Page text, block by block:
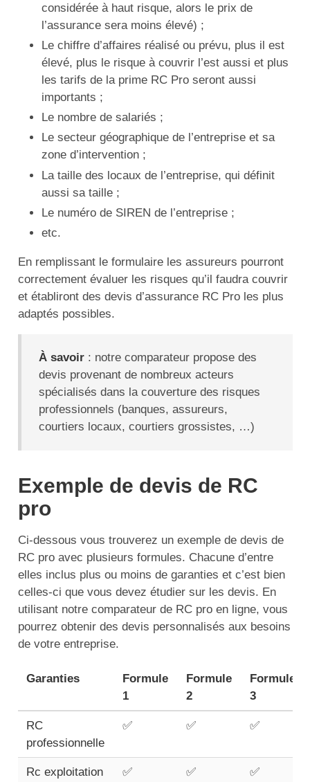
considérée à haut risque, alors le prix de
l’assurance sera moins élevé) ;
Le chiffre d’affaires réalisé ou prévu, plus il est
élevé, plus le risque à couvrir l’est aussi et plus
les tarifs de la prime RC Pro seront aussi
importants ;
Le nombre de salariés ;
Le secteur géographique de l’entreprise et sa
zone d’intervention ;
La taille des locaux de l’entreprise, qui définit
aussi sa taille ;
Le numéro de SIREN de l’entreprise ;
etc.
En remplissant le formulaire les assureurs pourront
correctement évaluer les risques qu’il faudra couvrir
et établiront des devis d’assurance RC Pro les plus
adaptés possibles.
À savoir : notre comparateur propose des
devis provenant de nombreux acteurs
spécialisés dans la couverture des risques
professionnels (banques, assureurs,
courtiers locaux, courtiers grossistes, …)
Exemple de devis de RC
pro
Ci-dessous vous trouverez un exemple de devis de
RC pro avec plusieurs formules. Chacune d’entre
elles inclus plus ou moins de garanties et c’est bien
celles-ci que vous devez étudier sur les devis. En
utilisant notre comparateur de RC pro en ligne, vous
pourrez obtenir des devis personnalisés aux besoins
de votre entreprise.
Garanties
Formule
1
Formule
2
Formule
3
RC
professionnelle
✅ ✅ ✅
Rc exploitation ✅ ✅ ✅